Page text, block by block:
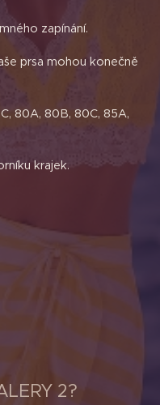
zapínání.
prsa mohou konečně
80A, 80B, 80C, 85A,
krajek.
2?